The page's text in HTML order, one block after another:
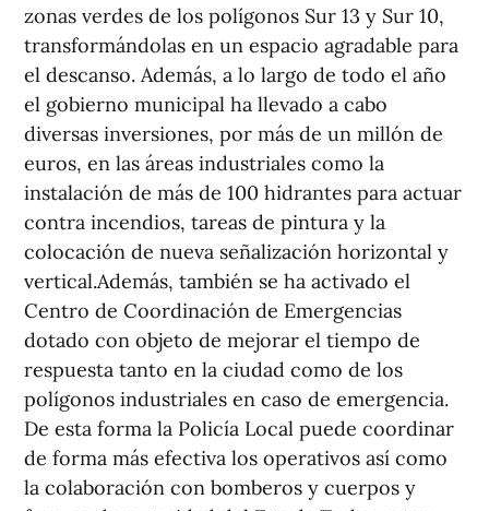
zonas verdes de los polígonos Sur 13 y Sur 10,
transformándolas en un espacio agradable para
el descanso. Además, a lo largo de todo el año
el gobierno municipal ha llevado a cabo
diversas inversiones, por más de un millón de
euros, en las áreas industriales como la
instalación de más de 100 hidrantes para actuar
contra incendios, tareas de pintura y la
colocación de nueva señalización horizontal y
vertical.Además, también se ha activado el
Centro de Coordinación de Emergencias
dotado con objeto de mejorar el tiempo de
respuesta tanto en la ciudad como de los
polígonos industriales en caso de emergencia.
De esta forma la Policía Local puede coordinar
de forma más efectiva los operativos así como
la colaboración con bomberos y cuerpos y